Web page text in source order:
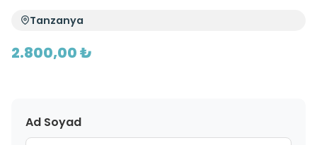
Tanzanya
2.800,00 ₺
Ad Soyad